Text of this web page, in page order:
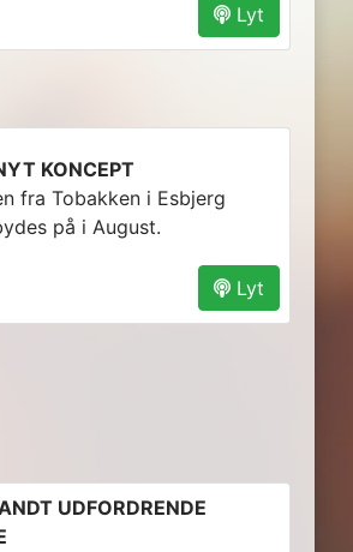
Lyt
KONCEPT
fra Tobakken i Esbjerg
på i August.
Lyt
UDFORDRENDE